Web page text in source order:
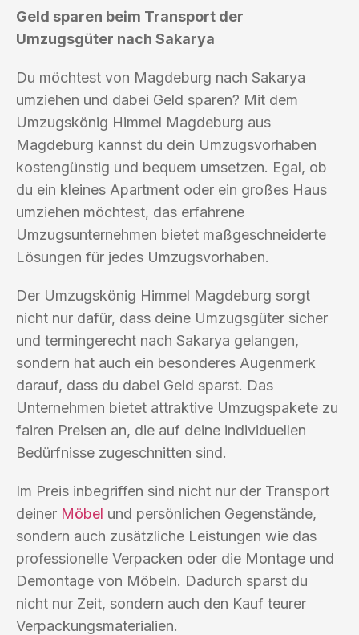
Geld sparen beim Transport der
Umzugsgüter nach Sakarya
Du möchtest von Magdeburg nach Sakarya
umziehen und dabei Geld sparen? Mit dem
Umzugskönig Himmel Magdeburg aus
Magdeburg kannst du dein Umzugsvorhaben
kostengünstig und bequem umsetzen. Egal, ob
du ein kleines Apartment oder ein großes Haus
umziehen möchtest, das erfahrene
Umzugsunternehmen bietet maßgeschneiderte
Lösungen für jedes Umzugsvorhaben.
Der Umzugskönig Himmel Magdeburg sorgt
nicht nur dafür, dass deine Umzugsgüter sicher
und termingerecht nach Sakarya gelangen,
sondern hat auch ein besonderes Augenmerk
darauf, dass du dabei Geld sparst. Das
Unternehmen bietet attraktive Umzugspakete zu
fairen Preisen an, die auf deine individuellen
Bedürfnisse zugeschnitten sind.
Im Preis inbegriffen sind nicht nur der Transport
deiner Möbel und persönlichen Gegenstände,
sondern auch zusätzliche Leistungen wie das
professionelle Verpacken oder die Montage und
Demontage von Möbeln. Dadurch sparst du
nicht nur Zeit, sondern auch den Kauf teurer
Verpackungsmaterialien.